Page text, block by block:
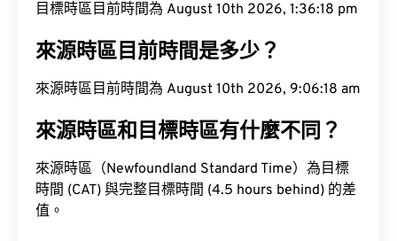
目標時區目前時間為 August 10th 2026, 1:36:19 pm
來源時區目前時間是多少？
來源時區目前時間為 August 10th 2026, 9:06:19 am
來源時區和目標時區有什麼不同？
來源時區（Newfoundland Standard Time）為目標
時間 (CAT) 與完整目標時間 (4.5 hours behind) 的差
值。